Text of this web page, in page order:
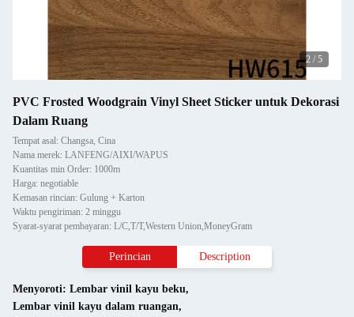
2 / 5
PVC Frosted Woodgrain Vinyl Sheet Sticker untuk Dekorasi
Dalam Ruang
Tempat asal: Changsa, Cina
Nama merek: LANFENG/AIXI/WAPUS
Kuantitas min Order: 1000m
Harga: negotiable
Kemasan rincian: Gulung + Karton
Waktu pengiriman: 2 minggu
Syarat-syarat pembayaran: L/C,T/T,Western Union,MoneyGram
Perincian Description
Menyoroti: Lembar vinil kayu beku,
Lembar vinil kayu dalam ruangan,